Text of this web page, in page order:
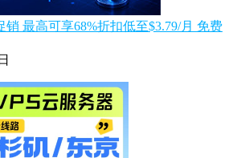
销 最高可享68%折扣低至$3.79/月 免费